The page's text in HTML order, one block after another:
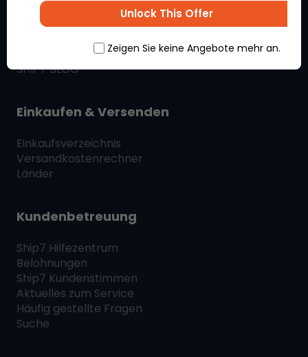
Was ist
Ship7Werke
Bewertungen
SHIP7BLOG
Einkaufen & Versenden
Einkaufsverzeichnis
Versandkostenrechner
Länder
Kundenbetreuung
Ship7 Hilfezentrum
Belohnungen
Ship7 Kundenstimmen
Aktuelles zum Service
Häufig gestellte Fragen
Suche
Unlock This Offer
Zeigen Sie keine Angebote mehr an.